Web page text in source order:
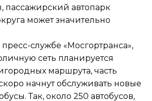
пассажирский автопарк
может значительно
службе «Мосгортранса»,
сеть планируется
маршрута, часть
начнут обслуживать новые
Так, около 250 автобусов,